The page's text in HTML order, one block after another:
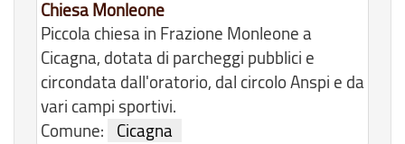
Chiesa Monleone
Piccola chiesa in Frazione Monleone a
Cicagna, dotata di parcheggi pubblici e
circondata dall'oratorio, dal circolo Anspi e da
vari campi sportivi.
Comune:
Cicagna